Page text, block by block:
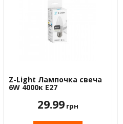
Z-Light Лампочка свеча
6W 4000к Е27
29.99грн